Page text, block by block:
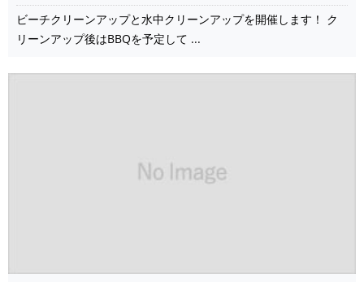
ビーチクリーンアップと水中クリーンアップを開催します！ ク
リーンアップ後はBBQを予定して ...